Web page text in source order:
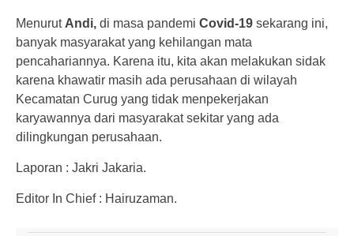
Menurut Andi, di masa pandemi Covid-19 sekarang ini,
banyak masyarakat yang kehilangan mata
pencahariannya. Karena itu, kita akan melakukan sidak
karena khawatir masih ada perusahaan di wilayah
Kecamatan Curug yang tidak menpekerjakan
karyawannya dari masyarakat sekitar yang ada
dilingkungan perusahaan.
Laporan : Jakri Jakaria.
Editor In Chief : Hairuzaman.